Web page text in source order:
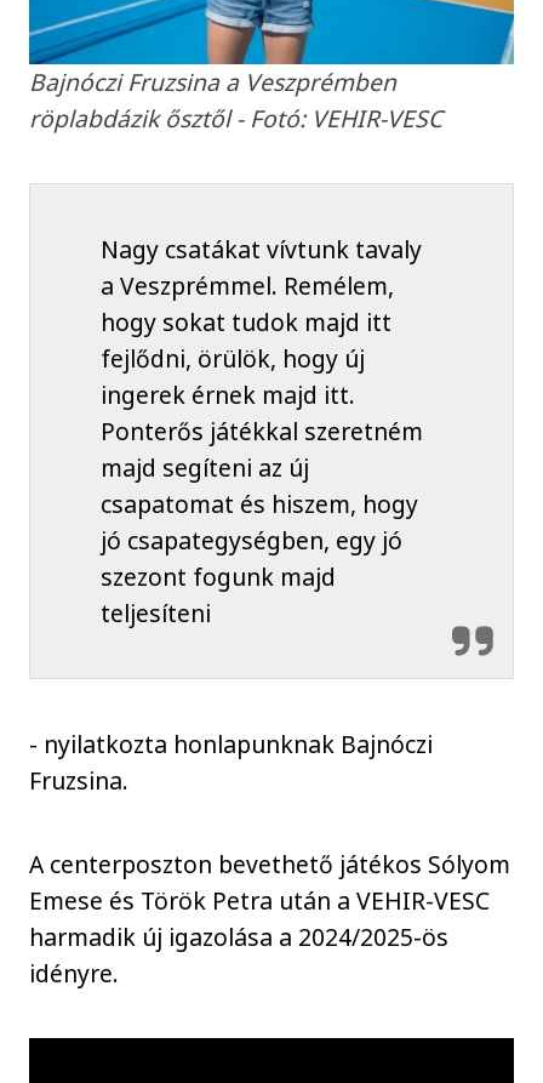
Bajnóczi Fruzsina a Veszprémben
röplabdázik ősztől - Fotó: VEHIR-VESC
Nagy csatákat vívtunk tavaly
a Veszprémmel. Remélem,
hogy sokat tudok majd itt
fejlődni, örülök, hogy új
ingerek érnek majd itt.
Ponterős játékkal szeretném
majd segíteni az új
csapatomat és hiszem, hogy
jó csapategységben, egy jó
szezont fogunk majd
teljesíteni
- nyilatkozta honlapunknak Bajnóczi
Fruzsina.
A centerposzton bevethető játékos Sólyom
Emese és Török Petra után a VEHIR-VESC
harmadik új igazolása a 2024/2025-ös
idényre.